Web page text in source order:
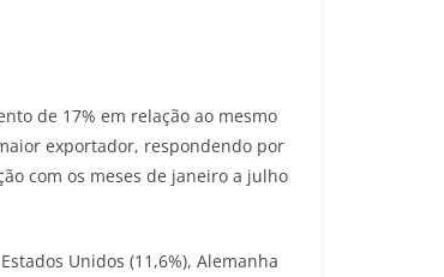
de 17% em relação ao mesmo
exportador, respondendo por
com os meses de janeiro a julho
Unidos (11,6%), Alemanha